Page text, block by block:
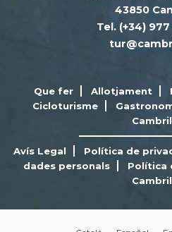
43850
Tel. (+34)
Que fer Allotjament
Cicloturisme
Avís Legal Política de
dades personals
Política